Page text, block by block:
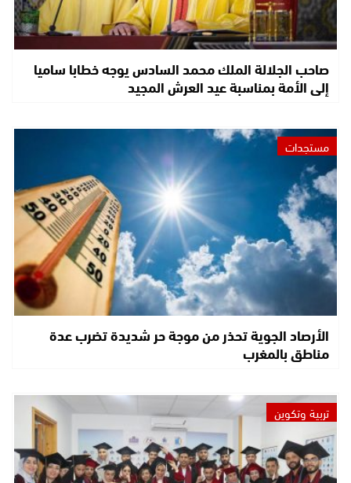
صاحب الجلالة الملك محمد السادس يوجه خطابا ساميا
إلى الأمة بمناسبة عيد العرش المجيد
مستجدات
الأرصاد الجوية تحذر من موجة حر شديدة تضرب عدة
مناطق بالمغرب
تربية وتكوين